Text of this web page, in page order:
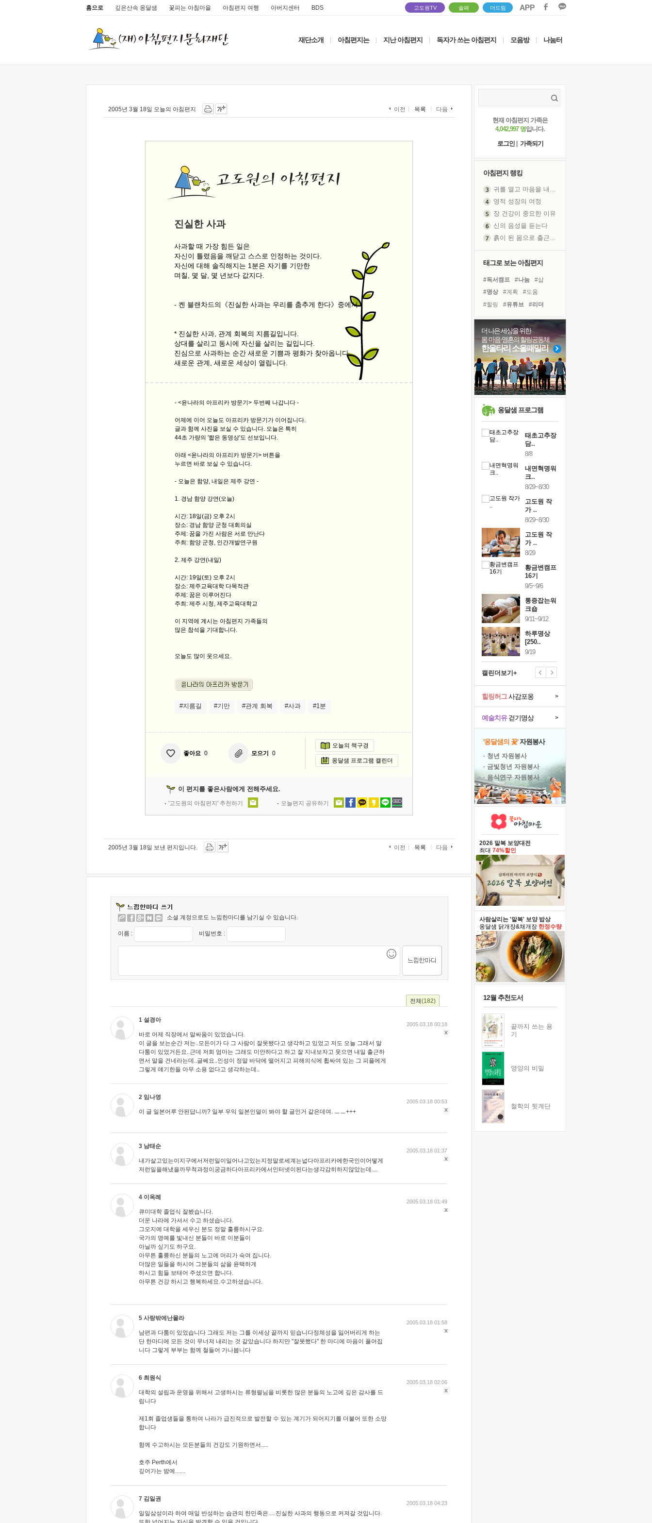
홈으로 깊은산속 옹달샘 꽃피는 아침마을 아침편지 여행 아버지센터 BDS 고도원TV 솔패 더드림
재단소개 아침편지는 지난 아침편지 독자가 쓰는 아침편지 모음방 나눔터
2005년 3월 18일 오늘의 아침편지 이전 목록 다음
진실한 사과
사과할 때 가장 힘든 일은
자신이 틀렸음을 깨닫고 스스로 인정하는 것이다.
자신에 대해 솔직해지는 1분은 자기를 기만한
며칠, 몇 달, 몇 년보다 값지다.
- 켄 블랜차드의《진실한 사과는 우리를 춤추게 한다》중에서 -
* 진실한 사과, 관계 회복의 지름길입니다.
상대를 살리고 동시에 자신을 살리는 길입니다.
진심으로 사과하는 순간 새로운 기쁨과 평화가 찾아옵니다,
새로운 관계, 새로운 세상이 열립니다.
- <윤나라의 아프리카 방문기> 두번째 나갑니다 -
어제에 이어 오늘도 아프리카 방문기가 이어집니다.
글과 함께 사진을 보실 수 있습니다. 오늘은 특히
44초 가량의 '짧은 동영상'도 선보입니다.
아래 <윤나라의 아프리카 방문기> 버튼을
누르면 바로 보실 수 있습니다.
- 오늘은 함양, 내일은 제주 강연 -
1. 경남 함양 강연(오늘)
시간: 18일(금) 오후 2시
장소: 경남 함양 군청 대회의실
주제: 꿈을 가진 사람은 서로 만난다
주최: 함양 군청, 인간개발연구원
2. 제주 강연(내일)
시간: 19일(토) 오후 2시
장소: 제주교육대학 다목적관
주제: 꿈은 이루어진다
주최: 제주 시청, 제주교육대학교
이 지역에 계시는 아침편지 가족들의
많은 참석을 기대합니다.
오늘도 많이 웃으세요.
#지름길 #기만 #관계 회복 #사과 #1분
좋아요 0 모으기 0
오늘의 책구경
옹달샘 프로그램 캘린더
이 편지를 좋은사람에게 전해주세요.
'고도원의 아침편지' 추천하기 오늘편지 공유하기
2005년 3월 18일 보낸 편지입니다. 이전 목록 다음
소셜 계정으로도 느낌한마디를 남기실 수 있습니다.
이름 : 비밀번호 :
전체 (182)
1 설경아
바로 어제 직장에서 말싸움이 있었습니다.
이 글을 보는순간 저는..모든이가 다 그 사람이 잘못됐다고 생각하고 있었고 저도 오늘 그래서 말
다툼이 있었거든요..근데 저희 엄마는 그래도 미안하다고 하고 잘 지내보자고 웃으면 내일 출근하
면서 말을 건네라는데..글쎄요..인성이 정말 바닥에 떨어지고 피해의식에 휩싸여 있는 그 피플에게
그렇게 얘기한들 아무 소용 없다고 생각하는데..
2005.03.18 00:18
2 임나영
이 글 일본어루 안된답니까? 일부 우익 일본인덜이 봐야 할 글인거 같은데여. ㅡㅡ+++
2005.03.18 00:53
3 남태순
내가살고있는이지구에서저런일이일어나고있는지정말로세계는넓다아프리카에한국인이어떻게
저런일을해냈을까무척과정이궁금하다아프리카에서인터넷이된다는생각감히하지않았는데....
2005.03.18 01:37
4 이옥례
큐미대학 졸업식 잘봤습니다.
더운 나라에 가셔서 수고 하셨습니다.
그오지에 대학을 세우신 분도 정말 훌륭하시구요.
국가의 명예를 빛내신 분들이 바로 이분들이
아닐까 싶기도 하구요.
아무튼 훌륭하신 분들의 노고에 머리가 숙여 집니다.
더많은 일들을 하시어 그분들의 삶을 윤택하게
하시고 힘들 보태어 주셨으면 합니다.
아무튼 건강 하시고 행복하세요.수고하셨습니다.
2005.03.18 01:49
5 사랑밖에난몰라
남편과 다툼이 있었습니다 그래도 저는 그를 이세상 끝까지 믿습니다정체성을 잃어버리게 하는
단 한마디에 모든 것이 무너져 내리는 것 같았습니다 하지만 "잘못했다" 한 마디에 마음이 풀어집
니다 그렇게 부부는 함께 철들어 가나봅니다
2005.03.18 01:58
6 최원식
대학의 설립과 운영을 위해서 고생하시는 류형렬님을 비롯한 많은 분들의 노고에 깊은 감사를 드
립니다
제1회 졸업생들을 통하여 나라가 급진적으로 발전할 수 있는 계기가 되어지기를 더불어 또한 소망
합니다
함께 수고하시는 모든분들의 건강도 기원하면서.....
호주 Perth에서
깊어가는 밤에.......
2005.03.18 02:06
7 김일권
일일삼성이라 하여 매일 반성하는 습관의 한민족은.....진실한 사과의 행동으로 커져갈 것입니다.
2005.03.18 04:23
현재 아침편지 가족은
4,042,997 명입니다.
로그인
가족되기
아침편지 랭킹
귀를 열고 마음을 내어주고
영적 성장의 여정
장 건강이 중요한 이유
신의 음성을 듣는다
흙이 된 몸으로 출근하는 여자
졸업식 사진을 보며
아픈 아버지를 위한 공간 설계
극심한 변비, 어깨결림, 수면 장애
보고 싶은 어머니
유년 시절의 부산 영도 바다
못된 꼰대들
거울 속의 나
희망이란
'모른다'는 것
태그로 보는 아침편지
#독서캠프 #나눔
#삶
#명상
#계획
#도움
#힐링
#유튜브
#리더
#아이들
#면역력
#사람
#선택
#독서
#비전캠프
#위기
#극복
#링컨학교
#건강
#경험
#다짐
#친구
더 나은 세상을 위한
몸·마음·영혼의 힐링공동체
한울타리 소울패밀리
옹달샘 프로그램
태초고추장
담..
8/8
내면혁명워
크..
8/29~8/30
고도원 작
가 ..
8/29~8/30
고도원 작
가 ..
8/29
황금변캠프
16기
9/5~9/6
통증잡는워
크숍
9/11~9/12
하루명상
[250..
9/19
캘린더보기+
예술치유걷기명상 >
힐링허그사감포옹 >
'옹달샘의 꽃'자원봉사
· 청년 자원봉사
· 금빛청년 자원봉사
· 음식연구 자원봉사
2026 말복 보양대전
최대 74%할인
사람살리는 '말복' 보양 밥상
옹달샘 닭개장&채개장 한정수량
12월 추천도서
끝까지 쓰는 용
기
영양의 비밀
철학의 뒷계단